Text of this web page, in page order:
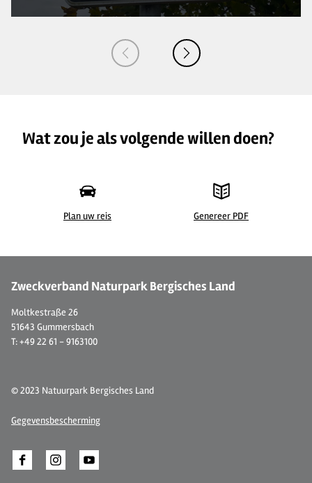
Wat zou je als volgende willen doen?
Plan uw reis Genereer PDF
Zweckverband Naturpark Bergisches Land
Moltkestraße 26
51643 Gummersbach
T: +49 22 61 - 9163100
© 2023 Natuurpark Bergisches Land
Gegevensbescherming